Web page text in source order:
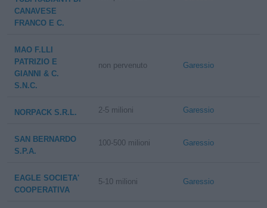
CANAVESE
FRANCO E C.
MAO F.LLI
PATRIZIO E
GIANNI & C.
S.N.C.
non pervenuto Garessio
NORPACK S.R.L. 2-5 milioni Garessio
SAN BERNARDO
S.P.A.
100-500 milioni Garessio
EAGLE SOCIETA'
COOPERATIVA
5-10 milioni Garessio